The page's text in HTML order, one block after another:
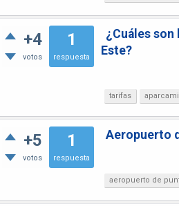
+4
votos
1
respuesta
¿Cuáles
Este?
tarifas
+5
votos
1
respuesta
Aeropuerto
aeropuerto de